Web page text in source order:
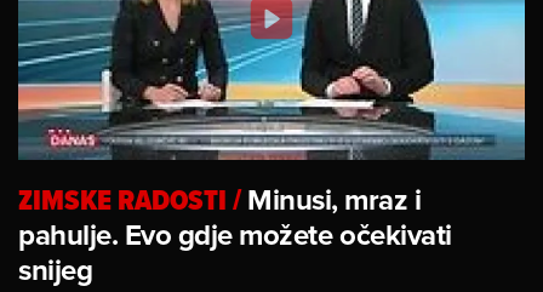
ZIMSKE RADOSTI/Minusi, mraz i
pahulje. Evo gdje možete očekivati
snijeg